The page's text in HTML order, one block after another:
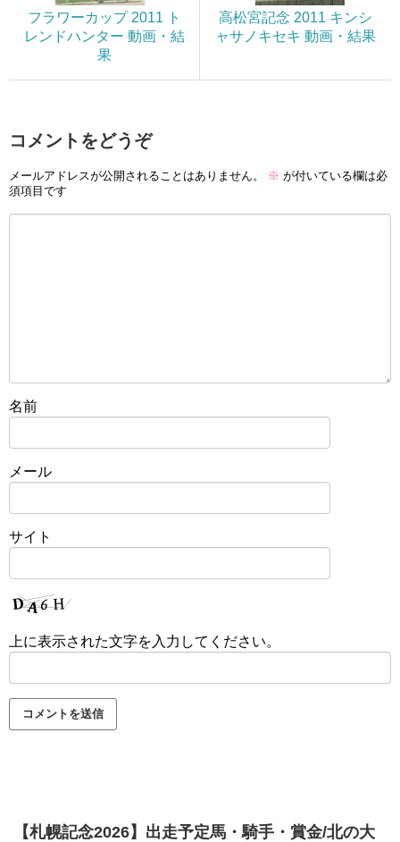
フラワーカップ 2011 ト
レンドハンター 動画・結
果
高松宮記念 2011 キンシ
ャサノキセキ 動画・結果
コメントをどうぞ
メールアドレスが公開されることはありません。 ※ が付いている欄は必
須項目です
名前
メール
サイト
上に表示された文字を入力してください。
【札幌記念2026】出走予定馬・騎手・賞金/北の大